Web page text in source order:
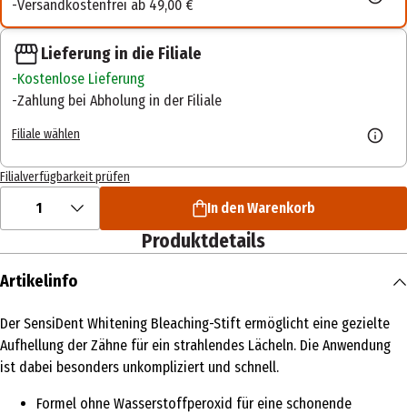
Versandkostenfrei ab 49,00 €
Lieferung in die Filiale
Kostenlose Lieferung
Zahlung bei Abholung in der Filiale
Filiale wählen
Filialverfügbarkeit prüfen
1 In den Warenkorb
Produktdetails
Artikelinfo
Der SensiDent Whitening Bleaching-Stift ermöglicht eine gezielte
Aufhellung der Zähne für ein strahlendes Lächeln. Die Anwendung
ist dabei besonders unkompliziert und schnell.
Formel ohne Wasserstoffperoxid für eine schonende